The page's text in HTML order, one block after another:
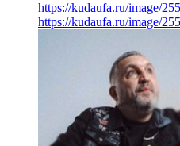
https://kudaufa.ru/image/
https://kudaufa.ru/image/